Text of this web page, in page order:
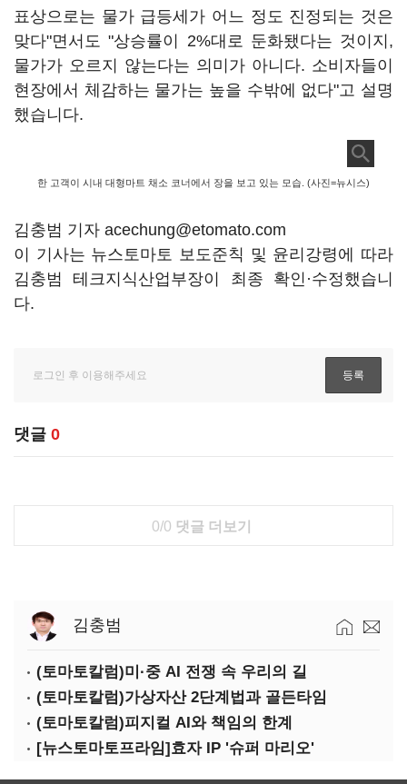
표상으로는 물가 급등세가 어느 정도 진정되는 것은
맞다"면서도 "상승률이 2%대로 둔화됐다는 것이지,
물가가 오르지 않는다는 의미가 아니다. 소비자들이
현장에서 체감하는 물가는 높을 수밖에 없다"고 설명
했습니다.
한 고객이 시내 대형마트 채소 코너에서 장을 보고 있는 모습. (사진=뉴시스)
김충범 기자 acechung@etomato.com
이 기사는 뉴스토마토 보도준칙 및 윤리강령에 따라
김충범 테크지식산업부장이 최종 확인·수정했습니
다.
댓글 0
0/0 댓글 더보기
김충범
(토마토칼럼)미·중 AI 전쟁 속 우리의 길
(토마토칼럼)가상자산 2단계법과 골든타임
(토마토칼럼)피지컬 AI와 책임의 한계
[뉴스토마토프라임]효자 IP '슈퍼 마리오'